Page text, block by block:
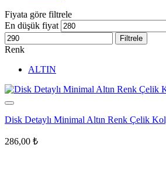
Fiyata göre filtrele
En düşük fiyat
Filtrele
Renk
ALTIN
Disk Detaylı Minimal Altın Renk Çelik
286,00 ₺